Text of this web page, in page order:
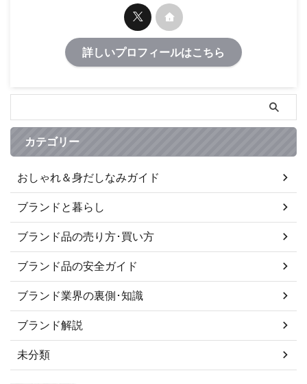
詳しいプロフィールはこちら
カテゴリー
おしゃれ＆身だしなみガイド
ブランドと暮らし
ブランド品の売り方･買い方
ブランド品の安全ガイド
ブランド業界の裏側･知識
ブランド解説
未分類